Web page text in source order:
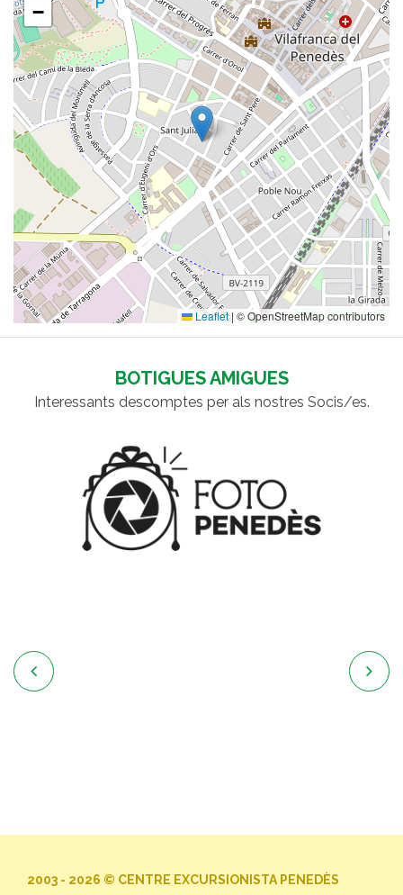
−
Leaflet| © OpenStreetMap contributors
BOTIGUES AMIGUES
Interessants descomptes per als nostres Socis/es.
 
2003 - 2026 © CENTRE EXCURSIONISTA PENEDÈS